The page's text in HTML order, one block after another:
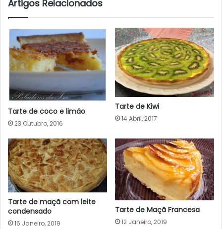
Artigos Relacionados
Tarte de coco e limão
23 Outubro, 2016
Tarte de Kiwi
14 Abril, 2017
Tarte de maçã com leite
condensado
16 Janeiro, 2019
Tarte de Maçã Francesa
12 Janeiro, 2019